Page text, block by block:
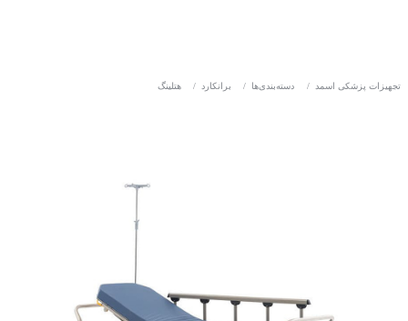
تجهیزات پزشکی اسمد / دسته‌بندی‌ها / برانکارد / هتلینگ